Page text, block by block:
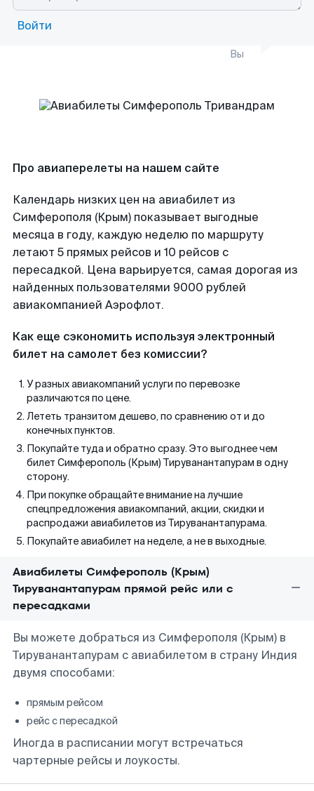
Войти
Вы
Про авиаперелеты на нашем сайте
Календарь низких цен на авиабилет из
Симферополя (Крым) показывает выгодные
месяца в году, каждую неделю по маршруту
летают 5 прямых рейсов и 10 рейсов с
пересадкой. Цена варьируется, самая дорогая из
найденных пользователями 9000 рублей
авиакомпанией Аэрофлот.
Как еще сэкономить используя электронный
билет на самолет без комиссии?
У разных авиакомпаний услуги по перевозке
различаются по цене.
Лететь транзитом дешево, по сравнению от и до
конечных пунктов.
Покупайте туда и обратно сразу. Это выгоднее чем
билет Симферополь (Крым) Тируванантапурам в одну
сторону.
При покупке обращайте внимание на лучшие
спецпредложения авиакомпаний, акции, скидки и
распродажи авиабилетов из Тируванантапурама.
Покупайте авиабилет на неделе, а не в выходные.
Авиабилеты Симферополь (Крым)
Тируванантапурам прямой рейс или с
пересадками
Вы можете добраться из Симферополя (Крым) в
Тируванантапурам с авиабилетом в страну Индия
двумя способами:
прямым рейсом
рейс с пересадкой
Иногда в расписании могут встречаться
чартерные рейсы и лоукосты.